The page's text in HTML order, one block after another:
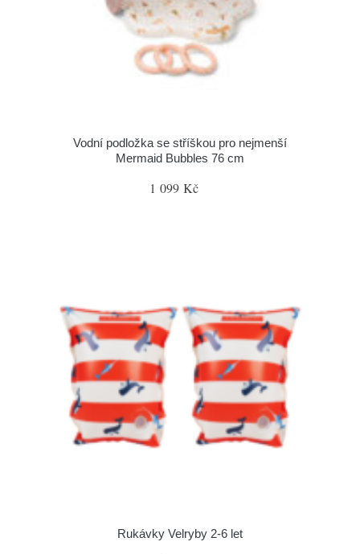
Vodní podložka se stříškou pro nejmenší
Mermaid Bubbles 76 cm
1 099 Kč
Rukávky Velryby 2-6 let